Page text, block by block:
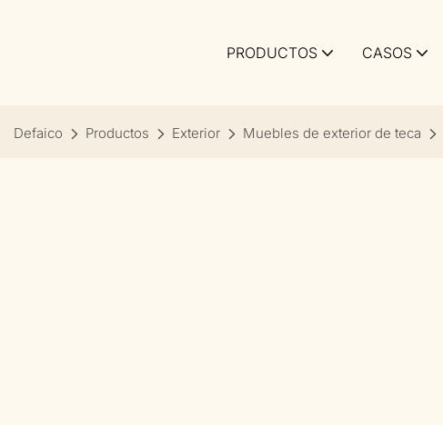
PRODUCTOS CASOS
Defaico Productos Exterior Muebles de exterior de teca